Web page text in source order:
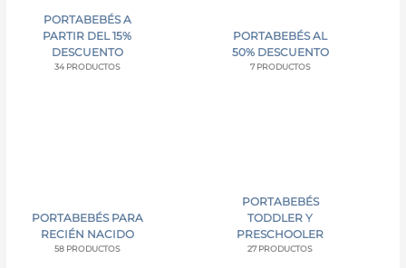
PORTABEBÉS A
PARTIR DEL 15%
DESCUENTO
34 PRODUCTOS
PORTABEBÉS AL
50% DESCUENTO
7 PRODUCTOS
PORTABEBÉS PARA
RECIÉN NACIDO
58 PRODUCTOS
PORTABEBÉS
TODDLER Y
PRESCHOOLER
27 PRODUCTOS